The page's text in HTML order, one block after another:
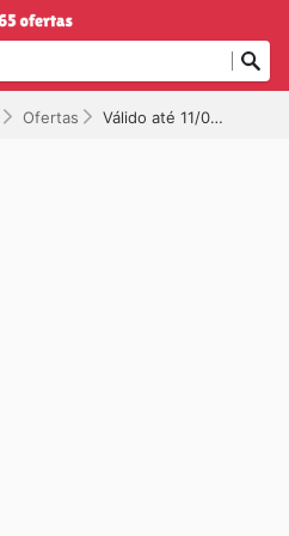
Ofertas Válido até 11/08/2025